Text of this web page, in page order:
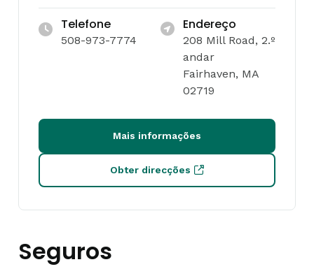
Telefone
508-973-7774
Endereço
208 Mill Road, 2.º
andar
Fairhaven, MA
02719
Mais informações
Obter direcções
Seguros